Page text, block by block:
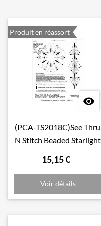
Produit en réassort

(PCA-TS2018C)See Thru
N Stitch Beaded Starlight
15,15 €
Voir détails